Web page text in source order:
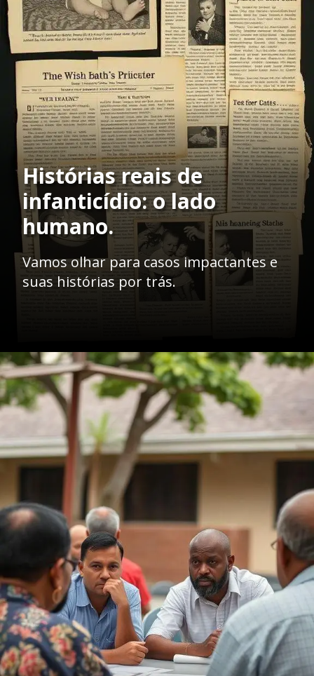
Histórias reais de
infanticídio: o lado
humano.
Vamos olhar para casos impactantes e
suas histórias por trás.
Openinghttps://ademilsoncs.adv.br/